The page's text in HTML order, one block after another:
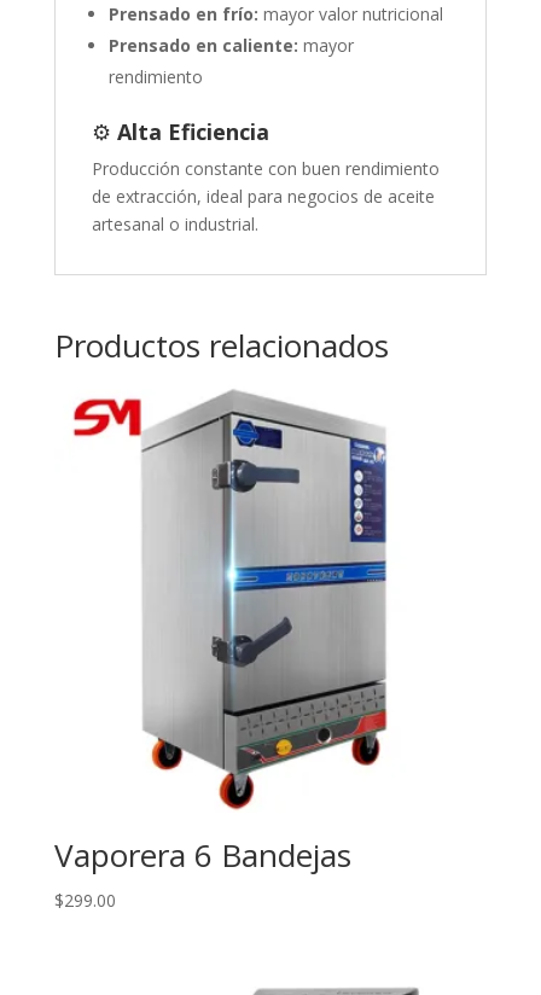
Prensado en frío: mayor valor nutricional
Prensado en caliente: mayor
rendimiento
⚙️ Alta Eficiencia
Producción constante con buen rendimiento
de extracción, ideal para negocios de aceite
artesanal o industrial.
Productos relacionados
Vaporera 6 Bandejas
$299.00